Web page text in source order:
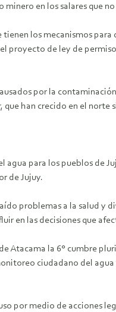
minero en los salares
los mecanismos
proyecto de ley de
por la
han crecido en el
para los pueblos de
de Jujuy.
problemas a la salud y
en las decisiones que
Atacama la 6° cumbre
ciudadano del
por medio de acciones